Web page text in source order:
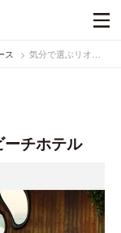
ス 気分で選ぶリオデジャネイロのビーチホテル
チホテル